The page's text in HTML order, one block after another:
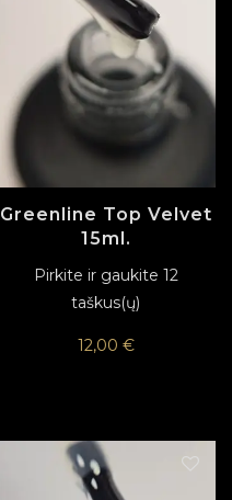
Greenline Top Velvet
15ml.
Pirkite ir gaukite 12
taškus(ų)
12,00 €